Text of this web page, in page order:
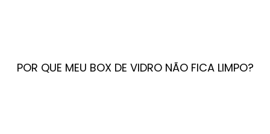
POR QUE MEU BOX DE VIDRO NÃO FICA LIMPO?